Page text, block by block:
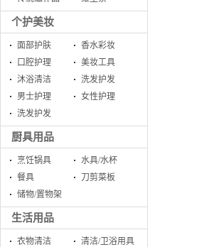
个护美妆
面部护肤
香水彩妆
口腔护理
美妆工具
沐浴清洁
洗发护发
男士护理
女性护理
洗发护发
厨具用品
烹饪锅具
水具/水杯
餐具
刀剪菜板
储物/置物架
生活用品
衣物清洁
清洁/卫浴用具